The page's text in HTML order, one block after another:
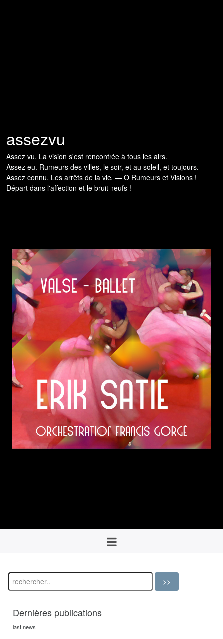
assezvu
Assez vu. La vision s'est rencontrée à tous les airs.
Assez eu. Rumeurs des villes, le soir, et au soleil, et toujours.
Assez connu. Les arrêts de la vie. — Ô Rumeurs et Visions !
Départ dans l'affection et le bruit neufs !
Dernières publications
last news